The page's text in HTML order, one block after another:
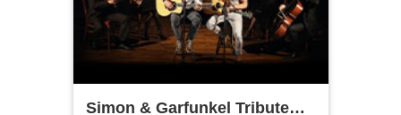
Simon & Garfunkel Tribute